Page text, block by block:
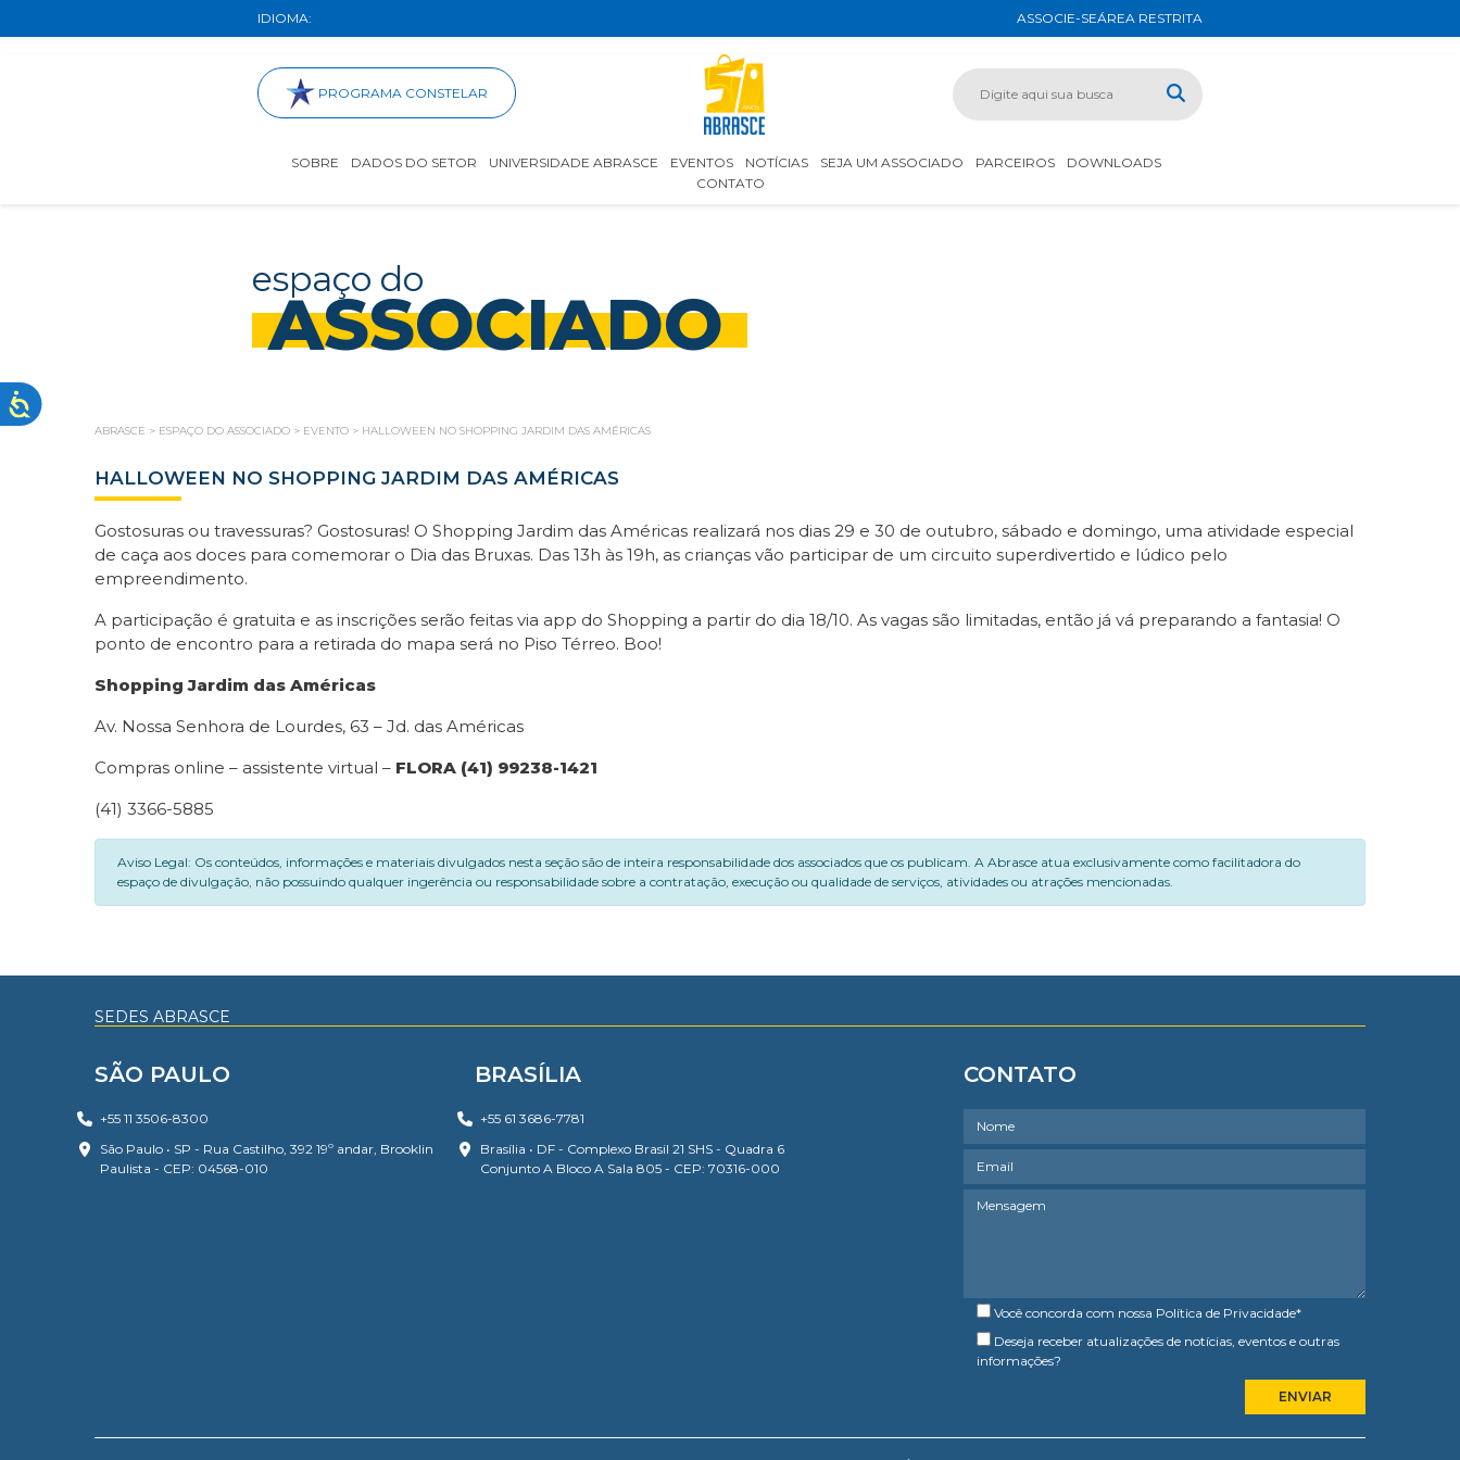
IDIOMA: ASSOCIE-SEÁREA RESTRITA
PROGRAMA CONSTELAR
SOBRE DADOS DO SETOR UNIVERSIDADE ABRASCE EVENTOS NOTÍCIAS SEJA UM ASSOCIADO PARCEIROS
DOWNLOADS
CONTATO
espaço do
ASSOCIADO
ABRASCE > ESPAÇO DO ASSOCIADO > EVENTO > HALLOWEEN NO SHOPPING JARDIM DAS AMÉRICAS
HALLOWEEN NO SHOPPING JARDIM DAS AMÉRICAS
Gostosuras ou travessuras? Gostosuras! O Shopping Jardim das Américas realizará nos dias 29 e 30 de outubro, sábado e domingo, uma atividade especial
de caça aos doces para comemorar o Dia das Bruxas. Das 13h às 19h, as crianças vão participar de um circuito superdivertido e lúdico pelo
empreendimento.
A participação é gratuita e as inscrições serão feitas via app do Shopping a partir do dia 18/10. As vagas são limitadas, então já vá preparando a fantasia! O
ponto de encontro para a retirada do mapa será no Piso Térreo. Boo!
Shopping Jardim das Américas
Av. Nossa Senhora de Lourdes, 63 – Jd. das Américas
Compras online – assistente virtual – FLORA (41) 99238-1421
(41) 3366-5885
Aviso Legal: Os conteúdos, informações e materiais divulgados nesta seção são de inteira responsabilidade dos associados que os publicam. A Abrasce atua exclusivamente como facilitadora do
espaço de divulgação, não possuindo qualquer ingerência ou responsabilidade sobre a contratação, execução ou qualidade de serviços, atividades ou atrações mencionadas.
SEDES ABRASCE
SÃO PAULO
+55 11 3506-8300
São Paulo • SP - Rua Castilho, 392 19º andar, Brooklin
Paulista - CEP: 04568-010
BRASÍLIA
+55 61 3686-7781
Brasília • DF - Complexo Brasil 21 SHS - Quadra 6
Conjunto A Bloco A Sala 805 - CEP: 70316-000
CONTATO
Você concorda com nossa Política de Privacidade*
Deseja receber atualizações de notícias, eventos e outras
informações?